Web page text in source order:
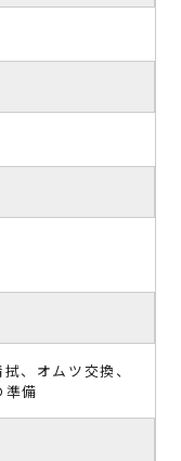
、オムツ交換、
準備